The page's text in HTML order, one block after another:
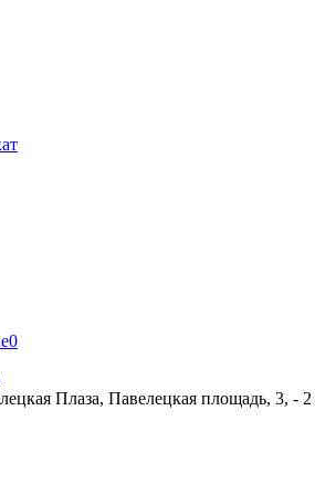
0
Плаза, Павелецкая площадь, 3, - 2